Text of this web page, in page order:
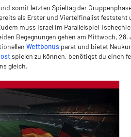
somit letzten Spieltag der
als Erster und Viertelfinalist feststeht
muss Israel im Parallelspiel
Begegnungen gehen am Mittwoch, 28.
Wettbonus parat und bietet
spielen zu können, benötigst du einen
gleich.